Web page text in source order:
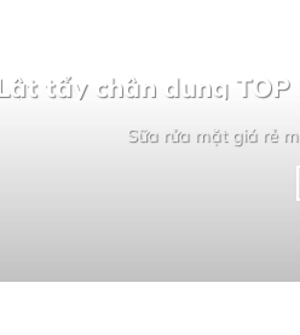
Lật tẩy chân dung
Sữa rửa mặt giá rẻ